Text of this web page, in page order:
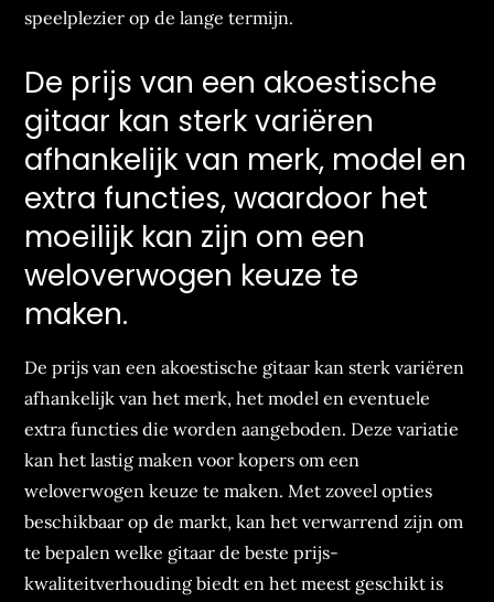
speelplezier op de lange termijn.
De prijs van een akoestische
gitaar kan sterk variëren
afhankelijk van merk, model en
extra functies, waardoor het
moeilijk kan zijn om een
weloverwogen keuze te
maken.
De prijs van een akoestische gitaar kan sterk variëren
afhankelijk van het merk, het model en eventuele
extra functies die worden aangeboden. Deze variatie
kan het lastig maken voor kopers om een
weloverwogen keuze te maken. Met zoveel opties
beschikbaar op de markt, kan het verwarrend zijn om
te bepalen welke gitaar de beste prijs-
kwaliteitverhouding biedt en het meest geschikt is